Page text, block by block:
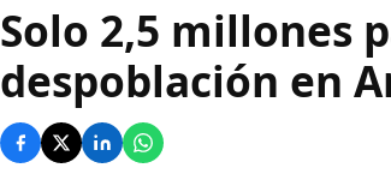
Solo 2,5 millones
despoblación en